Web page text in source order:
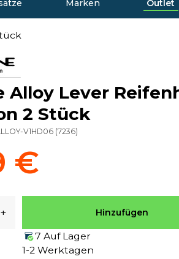
Marken Outlet
Alloy Lever
2 Stück
V1HD06 (7236)
€
+ Hinzufügen
7 Auf Lager
1-2 Werktagen